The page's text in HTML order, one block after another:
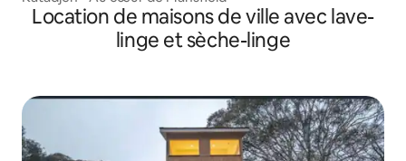
Location de maisons de ville avec lave-
linge et sèche-linge